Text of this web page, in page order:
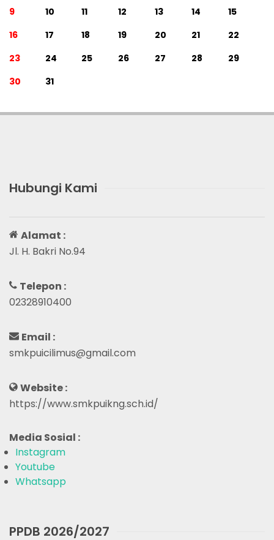
9
10 11 12 13 14
15
16
17 18 19 20 21
22
23
24 25 26 27 28
29
30
31
Hubungi Kami
Alamat :
Jl. H. Bakri No.94
Telepon :
02328910400
Email :
smkpuicilimus@gmail.com
Website :
https://www.smkpuikng.sch.id/
Media Sosial :
Instagram
Youtube
Whatsapp
PPDB 2026/2027